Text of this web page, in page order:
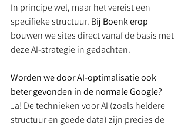
In principe wel, maar het vereist een
specifieke structuur. Bij Boenk erop
bouwen we sites direct vanaf de basis met
deze AI-strategie in gedachten.
Worden we door AI-optimalisatie ook
beter gevonden in de normale Google?
Ja! De technieken voor AI (zoals heldere
structuur en goede data) zijn precies de